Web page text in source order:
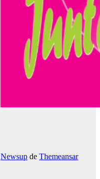
Newsup de Themeansar